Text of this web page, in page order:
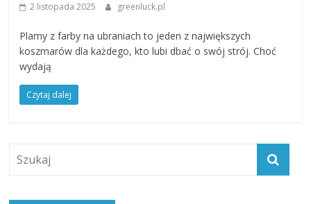
2 listopada 2025 greenluck.pl
Plamy z farby na ubraniach to jeden z największych
koszmarów dla każdego, kto lubi dbać o swój strój. Choć
wydają
Czytaj dalej